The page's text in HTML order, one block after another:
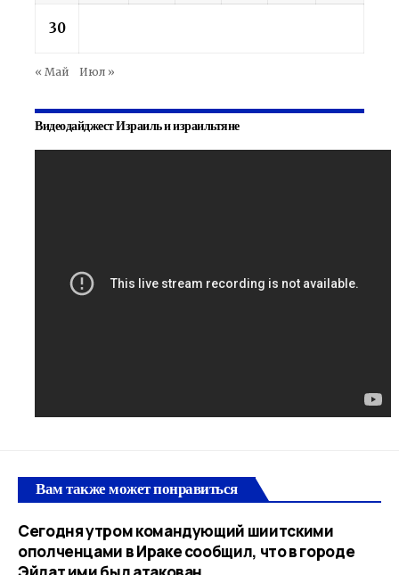
30
« Май Июл »
Видеодайджест Израиль и израильтяне
Вам также может понравиться
Сегодня утром командующий шиитскими
ополченцами в Ираке сообщил, что в городе